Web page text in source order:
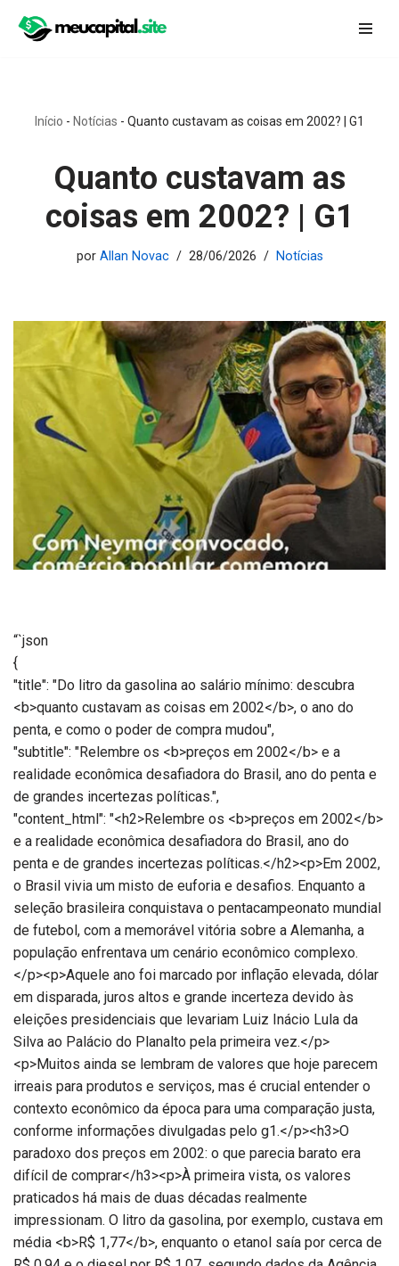
conteúdo
Início - Notícias - Quanto custavam as coisas em 2002? | G1
Quanto custavam as
coisas em 2002? | G1
por Allan Novac 28/06/2026 Notícias
“`json
{
"title": "Do litro da gasolina ao salário mínimo: descubra
<b>quanto custavam as coisas em 2002</b>, o ano do
penta, e como o poder de compra mudou",
"subtitle": "Relembre os <b>preços em 2002</b> e a
realidade econômica desafiadora do Brasil, ano do penta e
de grandes incertezas políticas.",
"content_html": "<h2>Relembre os <b>preços em 2002</b>
e a realidade econômica desafiadora do Brasil, ano do
penta e de grandes incertezas políticas.</h2><p>Em 2002,
o Brasil vivia um misto de euforia e desafios. Enquanto a
seleção brasileira conquistava o pentacampeonato mundial
de futebol, com a memorável vitória sobre a Alemanha, a
população enfrentava um cenário econômico complexo.
</p><p>Aquele ano foi marcado por inflação elevada, dólar
em disparada, juros altos e grande incerteza devido às
eleições presidenciais que levariam Luiz Inácio Lula da
Silva ao Palácio do Planalto pela primeira vez.</p>
<p>Muitos ainda se lembram de valores que hoje parecem
irreais para produtos e serviços, mas é crucial entender o
contexto econômico da época para uma comparação justa,
conforme informações divulgadas pelo g1.</p><h3>O
paradoxo dos preços em 2002: o que parecia barato era
difícil de comprar</h3><p>À primeira vista, os valores
praticados há mais de duas décadas realmente
impressionam. O litro da gasolina, por exemplo, custava em
média <b>R$ 1,77</b>, enquanto o etanol saía por cerca de